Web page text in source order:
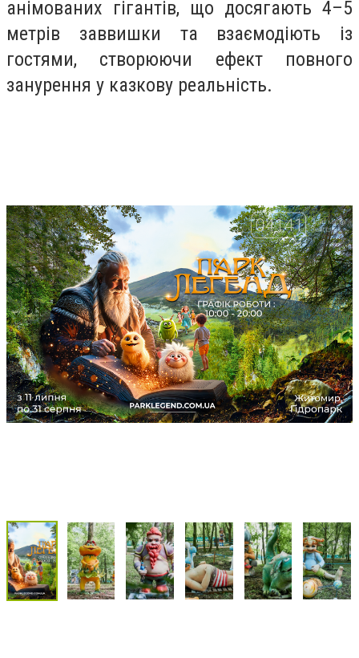
анімованих гігантів, що досягають 4–5
метрів заввишки та взаємодіють із
гостями, створюючи ефект повного
занурення у казкову реальність.